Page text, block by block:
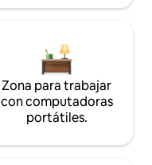
Zona para trabajar
con computadoras
portátiles.